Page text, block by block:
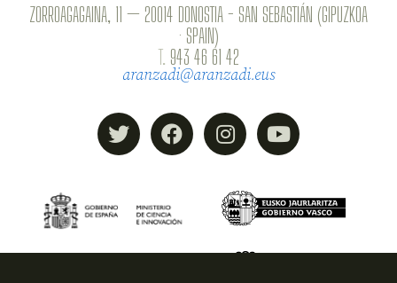
ZORROAGAGAINA, 11 — 20014 DONOSTIA - SAN SEBASTIÁN (GIPUZKOA
· SPAIN)
T. 943 46 61 42
aranzadi@aranzadi.eus